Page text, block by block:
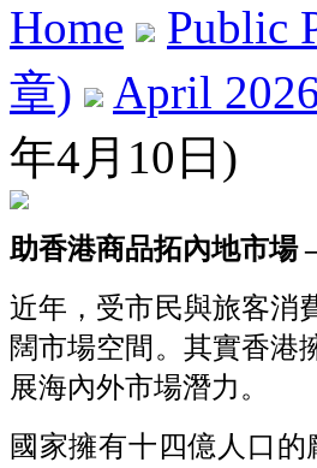
Home
Public
章)
April
年4月10日)
助香港商品拓內地市場
近年，受市民與旅客消
闊市場空間。其實香港
展海內外市場潛力。
國家擁有十四億人口